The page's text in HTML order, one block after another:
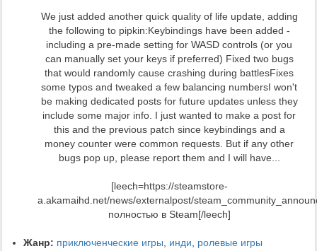
We just added another quick quality of life update, adding
the following to pipkin:Keybindings have been added -
including a pre-made setting for WASD controls (or you
can manually set your keys if preferred) Fixed two bugs
that would randomly cause crashing during battlesFixes
some typos and tweaked a few balancing numbersI won't
be making dedicated posts for future updates unless they
include some major info. I just wanted to make a post for
this and the previous patch since keybindings and a
money counter were common requests. But if any other
bugs pop up, please report them and I will have...
[leech=https://steamstore-
a.akamaihd.net/news/externalpost/
полностью в Steam[/leech]
Жанр: приключенческие игры инди
ролевые игры